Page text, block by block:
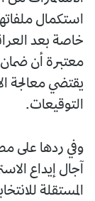
استكمال
خاصة بعد
معتبرة أن
يقتضي معالجة
التوقيعات.
وفي ردها على
آجال إيداع
المستقلة